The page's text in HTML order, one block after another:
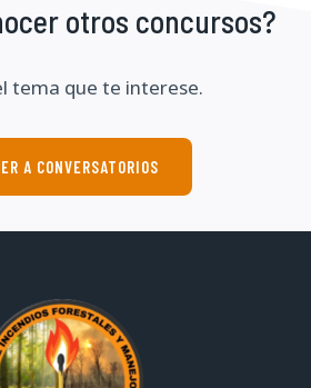
otros concursos?
tema que te interese.
A CONVERSATORIOS